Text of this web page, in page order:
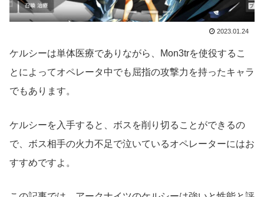
2023.01.24
ケルシーは単体医療でありながら、Mon3trを使役するこ
とによってオペレータ中でも屈指の攻撃力を持ったキャラ
でもあります。
ケルシーを入手すると、ボスを削り切ることができるの
で、ボス相手の火力不足で泣いているオペレーターにはお
すすめですよ。